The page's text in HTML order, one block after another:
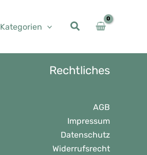
Kategorien
Rechtliches
AGB
Impressum
Datenschutz
Widerrufsrecht